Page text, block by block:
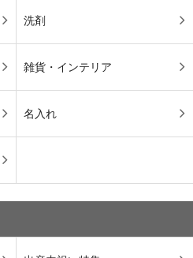
洗剤
雑貨・インテリア
名入れ